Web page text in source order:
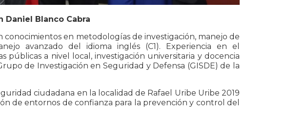
Daniel Blanco Cabra
en metodologías de investigación, manejo de
avanzado del idioma inglés (C1). Experiencia en el
a nivel local, investigación universitaria y docencia
de Investigación en Seguridad y Defensa (GISDE) de la
ciudadana en la localidad de Rafael Uribe Uribe 2019
de entornos de confianza para la prevención y control del